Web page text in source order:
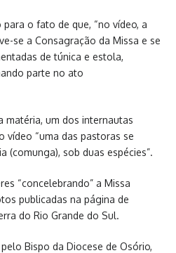
o fato de que, “no vídeo, a
se a Consagração da Missa e se
de túnica e estola,
parte no ato
matéria, um dos internautas
“uma das pastoras se
(comunga), sob duas espécies”.
“concelebrando” a Missa
publicadas na página de
do Rio Grande do Sul.
Bispo da Diocese de Osório,